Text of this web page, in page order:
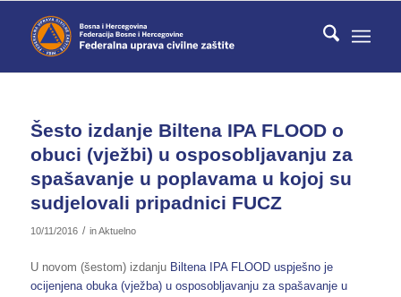
Šesto izdanje Biltena IPA FLOOD o
obuci (vježbi) u osposobljavanju za
spašavanje u poplavama u kojoj su
sudjelovali pripadnici FUCZ
10/11/2016 / inAktuelno
U novom (šestom) izdanju Biltena IPA FLOOD uspješno je
ocijenjena obuka (vježba) u osposobljavanju za spašavanje u